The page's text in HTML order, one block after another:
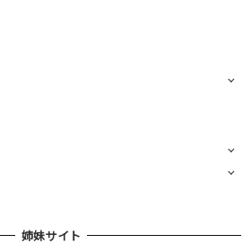
姉妹サイト